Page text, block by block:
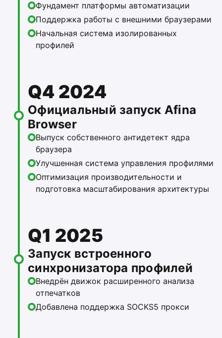
Фундамент платформы автоматизации
Поддержка работы с внешними браузерами
Начальная система изолированных
профилей
Q4 2024
Официальный запуск Afina
Browser
Выпуск собственного антидетект ядра
браузера
Улучшенная система управления профилями
Оптимизация производительности и
подготовка масштабирования архитектуры
Q1 2025
Запуск встроенного
синхронизатора профилей
Внедрён движок расширенного анализа
отпечатков
Добавлена поддержка SOCKS5 прокси